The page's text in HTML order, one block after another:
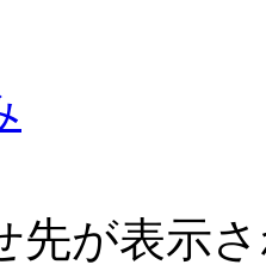
先が表示